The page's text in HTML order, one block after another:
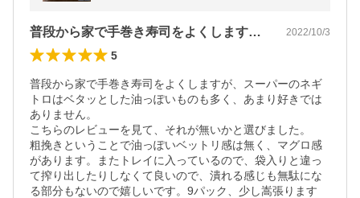
普段から家で手巻き寿司をよくしますが、… 2022/10/3
5
普段から家で手巻き寿司をよくしますが、スーパーのネギ
トロはベタッとした油っぽいものも多く、あまり好きでは
ありません。
こちらのレビューを見て、それが無いかと選びました。
粗挽きということで油っぽいベットリ感は無く、マグロ感
があります。またトレイに入っているので、袋入りと違っ
て搾り出したりしなくて良いので、潰れる感じも無駄にな
る部分もないので嬉しいです。9パック、少し嵩張ります